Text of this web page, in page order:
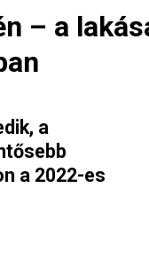
– a
a
a 2022-es